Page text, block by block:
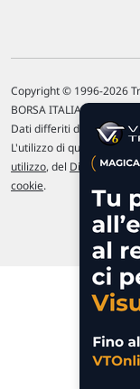
Copyright © 1996-2026
BORSA ITALIANA
Dati differiti di 15 min.
L'utilizzo di questo sito
utilizzo, del Disclaimer
cookie.